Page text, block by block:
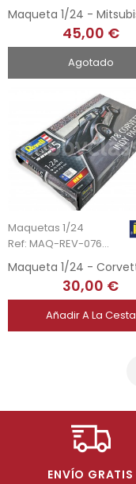
45,00 €
Agotado
Maquetas 1/24
Ref: MAQ-REV-07646
30,00 €
Añadir A La Cesta
ENVÍO GRATIS